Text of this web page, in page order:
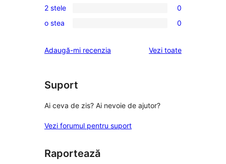
de
recenzii
–
recenzii
3
–
(stele)
0
2
recenzii
2 stele 0
0
–
(stele)
o stea 0
Adaugă-mi recenzia Vezi toaterecenziile
Suport
Ai ceva de zis? Ai nevoie de ajutor?
Vezi forumul pentru suport
Raportează